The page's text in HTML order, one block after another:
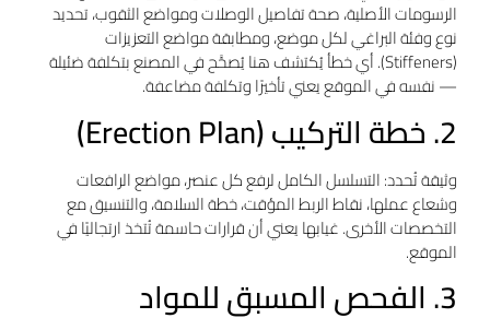
الرسومات الأصلية، صحة تفاصيل الوصلات ومواضع الثقوب، تحديد
نوع وفئة البراغي لكل موضع، ومطابقة مواضع التعزيزات
(Stiffeners). أي خطأ يُكتشف هنا يُصحَّح في المصنع بتكلفة ضئيلة
— نفسه في الموقع يعني تأخيرًا وتكلفة مضاعفة.
2. خطة التركيب (Erection Plan)
وثيقة تُحدد: التسلسل الكامل لرفع كل عنصر، مواضع الرافعات
وشعاع عملها، نقاط الربط المؤقت، خطة السلامة، والتنسيق مع
التخصصات الأخرى. غيابها يعني أن قرارات حاسمة تُتخذ ارتجاليًا في
الموقع.
3. الفحص المسبق للمواد